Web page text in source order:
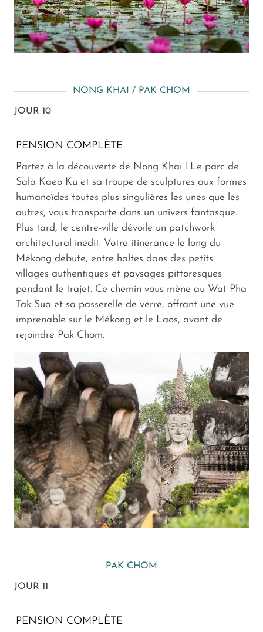
NONG KHAI / PAK CHOM
JOUR 10
PENSION COMPLÈTE
Partez à la découverte de Nong Khai ! Le parc de
Sala Kaeo Ku et sa troupe de sculptures aux formes
humanoïdes toutes plus singulières les unes que les
autres, vous transporte dans un univers fantasque.
Plus tard, le centre-ville dévoile un patchwork
architectural inédit. Votre itinérance le long du
Mékong débute, entre haltes dans des petits
villages authentiques et paysages pittoresques
pendant le trajet. Ce chemin vous mène au Wat Pha
Tak Sua et sa passerelle de verre, offrant une vue
imprenable sur le Mékong et le Laos, avant de
rejoindre Pak Chom.
PAK CHOM
JOUR 11
PENSION COMPLÈTE